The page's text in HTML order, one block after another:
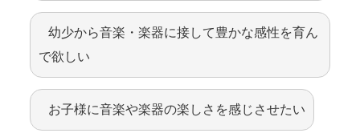
幼少から音楽・楽器に接して豊かな感性を育ん
で欲しい
お子様に音楽や楽器の楽しさを感じさせたい